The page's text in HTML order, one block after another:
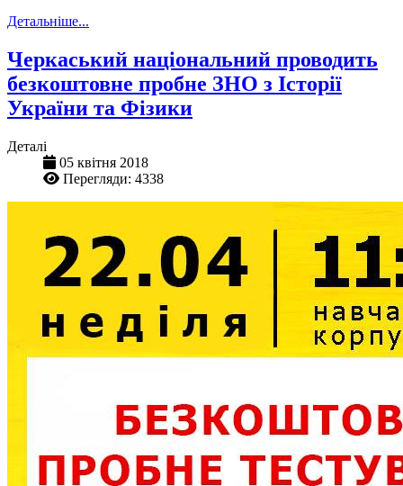
Детальніше...
Черкаський національний проводить
безкоштовне пробне ЗНО з Історії
України та Фізики
Деталі
05 квітня 2018
Перегляди: 4338